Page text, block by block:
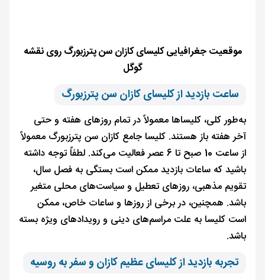
موقعیت جغرافیایی کلیسای کازان سن پترزبورگ روی نقشه
گوگل
ساعت بازدید از کلیسای کازان سن پترزبورگ
به‌طور کلی، کلیساها معمولاً در تمام روزهای هفته و حتی
آخر هفته باز هستند. کلیسا جامع کازان سن پترزبورگ معمولاً
از ساعت 10 صبح تا 6 عصر فعالیت می‌کند. لطفاً توجه داشته
باشید که ساعات بازدید ممکن است بستگی به فصل سال،
تقویم مذهبی، روزهای تعطیل و سیاست‌های محلی متغیر
باشد. همچنین، در برخی از روزها و ساعات خاص، ممکن
است کلیسا به علت مراسم‌های دینی و رویدادهای ویژه بسته
باشد.
تجربه بازدید از کلیسای عظیم کازان و سفر به روسیه